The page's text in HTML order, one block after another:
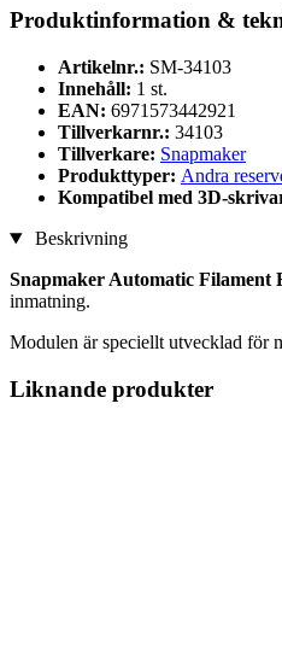
Produktinformation &
Artikelnr.: SM-34103
Innehåll: 1 st.
EAN: 6971573442921
Tillverkarnr.: 34103
Tillverkare: Snapmaker
Produkttyper: Andra
Kompatibel med 3D-
Beskrivning
Snapmaker Automatic Filament
inmatning.
Modulen är speciellt utvecklad för
Liknande produkter